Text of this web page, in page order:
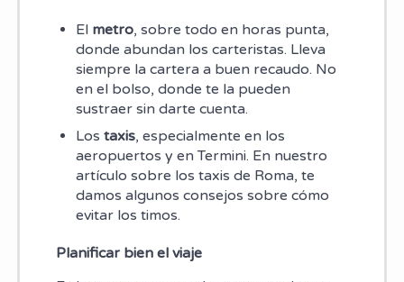
El metro, sobre todo en horas punta,
donde abundan los carteristas. Lleva
siempre la cartera a buen recaudo. No
en el bolso, donde te la pueden
sustraer sin darte cuenta.
Los taxis, especialmente en los
aeropuertos y en Termini. En nuestro
artículo sobre los taxis de Roma, te
damos algunos consejos sobre cómo
evitar los timos.
Planificar bien el viaje